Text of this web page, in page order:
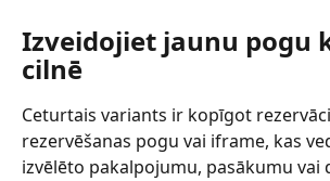
Izveidojiet jaunu pogu
cilnē
Ceturtais variants ir kopīgot
rezervēšanas pogu vai iframe, kas
izvēlēto pakalpojumu, pasākumu vai